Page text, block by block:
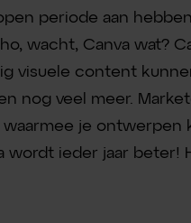
periode aan
wacht, Canva wat?
visuele content
nog veel meer.
je ontwerpen
wordt ieder jaar beter!